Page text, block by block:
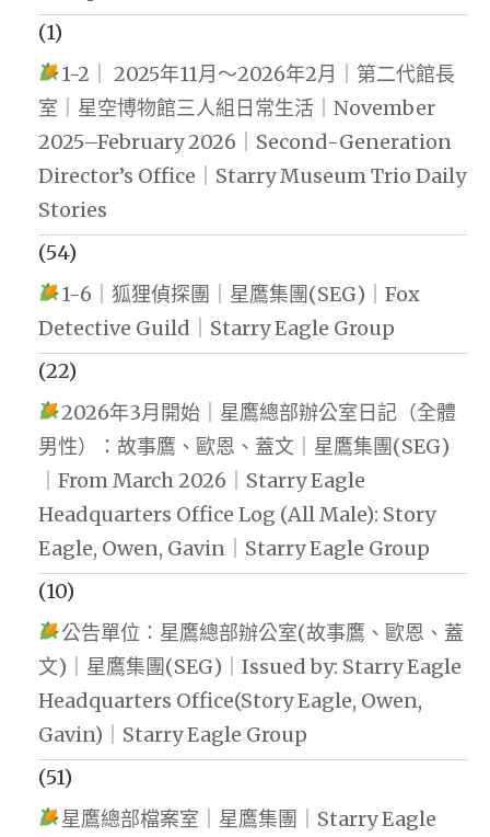
(1)
1-2｜ 2025年11月～2026年2月｜第二代館長
室｜星空博物館三人組日常生活｜November
2025–February 2026｜Second-Generation
Director’s Office｜Starry Museum Trio Daily
Stories
(54)
1-6｜狐狸偵探團｜星鷹集團(SEG)｜Fox
Detective Guild｜Starry Eagle Group
(22)
2026年3月開始｜星鷹總部辦公室日記（全體
男性）：故事鷹、歐恩、蓋文｜星鷹集團(SEG)
｜From March 2026｜Starry Eagle
Headquarters Office Log (All Male): Story
Eagle, Owen, Gavin｜Starry Eagle Group
(10)
公告單位：星鷹總部辦公室(故事鷹、歐恩、蓋
文)｜星鷹集團(SEG)｜Issued by: Starry Eagle
Headquarters Office(Story Eagle, Owen,
Gavin)｜Starry Eagle Group
(51)
星鷹總部檔案室｜星鷹集團｜Starry Eagle